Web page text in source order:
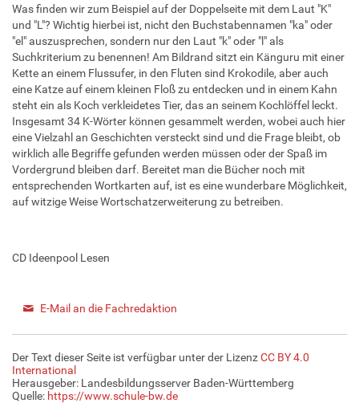
Was finden wir zum Beispiel auf der Doppelseite mit dem Laut "K"
und "L"? Wichtig hierbei ist, nicht den Buchstabennamen "ka" oder
"el" auszusprechen, sondern nur den Laut "k" oder "l" als
Suchkriterium zu benennen! Am Bildrand sitzt ein Känguru mit einer
Kette an einem Flussufer, in den Fluten sind Krokodile, aber auch
eine Katze auf einem kleinen Floß zu entdecken und in einem Kahn
steht ein als Koch verkleidetes Tier, das an seinem Kochlöffel leckt.
Insgesamt 34 K-Wörter können gesammelt werden, wobei auch hier
eine Vielzahl an Geschichten versteckt sind und die Frage bleibt, ob
wirklich alle Begriffe gefunden werden müssen oder der Spaß im
Vordergrund bleiben darf. Bereitet man die Bücher noch mit
entsprechenden Wortkarten auf, ist es eine wunderbare Möglichkeit,
auf witzige Weise Wortschatzerweiterung zu betreiben.
CD Ideenpool Lesen
E-Mail an die Fachredaktion
Der Text dieser Seite ist verfügbar unter der LizenzCC BY 4.0
International
Herausgeber: Landesbildungsserver Baden-Württemberg
Quelle: https://www.schule-bw.de